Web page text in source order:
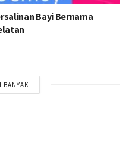
Bayi Bernama
BANYAK